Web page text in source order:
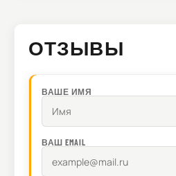
ОТЗЫВЫ
ВАШЕ ИМЯ
ВАШ EMAIL